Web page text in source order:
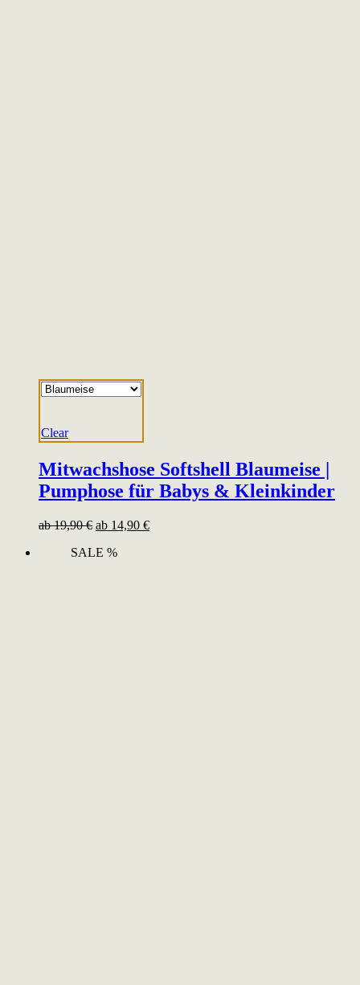
Clear
Mitwachshose Softshell Blaumeise |
Pumphose für Babys & Kleinkinder
ab19,90€ ab 14,90 €
SALE %